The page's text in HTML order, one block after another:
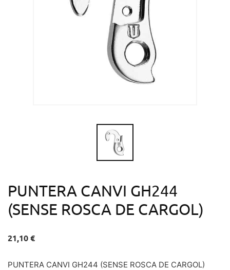
PUNTERA CANVI GH244
(SENSE ROSCA DE CARGOL)
21,10 €
PUNTERA CANVI GH244 (SENSE ROSCA DE CARGOL)